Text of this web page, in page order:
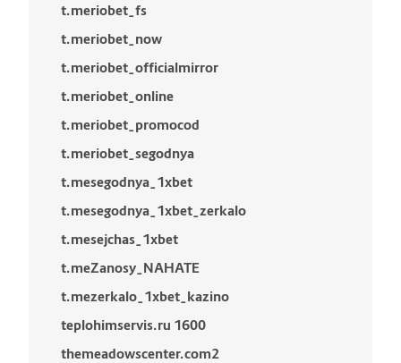
t.meriobet_fs
t.meriobet_now
t.meriobet_officialmirror
t.meriobet_online
t.meriobet_promocod
t.meriobet_segodnya
t.mesegodnya_1xbet
t.mesegodnya_1xbet_zerkalo
t.mesejchas_1xbet
t.meZanosy_NAHATE
t.mezerkalo_1xbet_kazino
teplohimservis.ru 1600
themeadowscenter.com2